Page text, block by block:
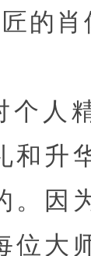
的
个人
和升
。因
位大